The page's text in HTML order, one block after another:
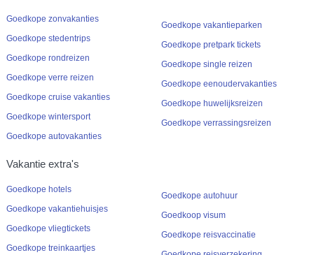
Goedkope zonvakanties
Goedkope stedentrips
Goedkope rondreizen
Goedkope verre reizen
Goedkope cruise vakanties
Goedkope wintersport
Goedkope autovakanties
Goedkope vakantieparken
Goedkope pretpark tickets
Goedkope single reizen
Goedkope eenoudervakanties
Goedkope huwelijksreizen
Goedkope verrassingsreizen
Vakantie extra's
Goedkope hotels
Goedkope vakantiehuisjes
Goedkope vliegtickets
Goedkope treinkaartjes
Goedkope autohuur
Goedkoop visum
Goedkope reisvaccinatie